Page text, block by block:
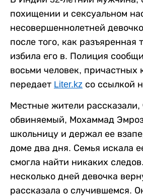
похищении и сексуальном
несовершеннолетней
после того, как разъяренная
избила его в. Полиция
восьми человек, причастных
передает Liter.kz со ссылкой
Местные жители рассказали,
обвиняемый, Мохаммад
школьницу и держал ее
доме два дня. Семья искала
смогла найти никаких
несколько дней девочка
рассказала о случившемся.